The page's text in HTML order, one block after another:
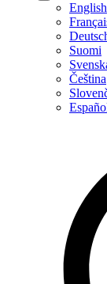
English
Suomi
Čeština